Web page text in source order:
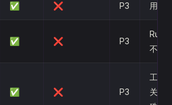
✅ ❌ P3 用户
✅ ❌ P3
Rust
不成
✅ ❌ P3
工控
关，